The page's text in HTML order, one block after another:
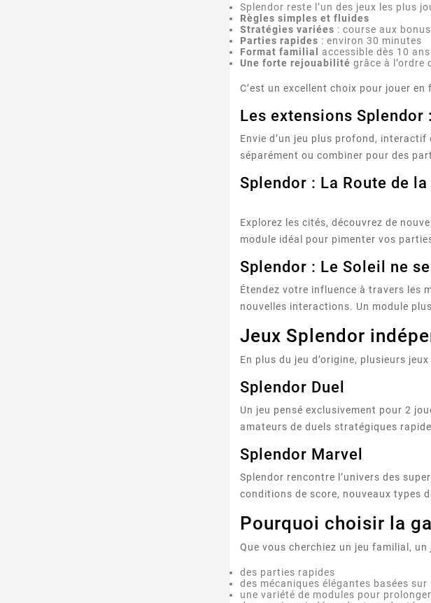
Splendor reste l’un des jeux les plus
Règles simples et fluides
Stratégies variées : course aux
Parties rapides : environ 30 minutes
Format familial
accessible dès 10 ans
Une forte rejouabilité grâce à l’ordre
C’est un excellent choix pour jouer
Les extensions
Envie d’un jeu plus profond,
séparément ou combiner pour des
Splendor : La Route de la
Explorez les cités, découvrez de
module idéal pour pimenter vos
Splendor : Le Soleil ne
Étendez votre influence à travers les
nouvelles interactions. Un module
Jeux Splendor
En plus du jeu d’origine, plusieurs
Splendor Duel
Un jeu pensé exclusivement pour 2
amateurs de duels stratégiques
Splendor Marvel
Splendor rencontre l’univers des
conditions de score, nouveaux types
Pourquoi choisir la
Que vous cherchiez un jeu familial, un
des parties rapides
des mécaniques élégantes basées sur
une variété de modules pour